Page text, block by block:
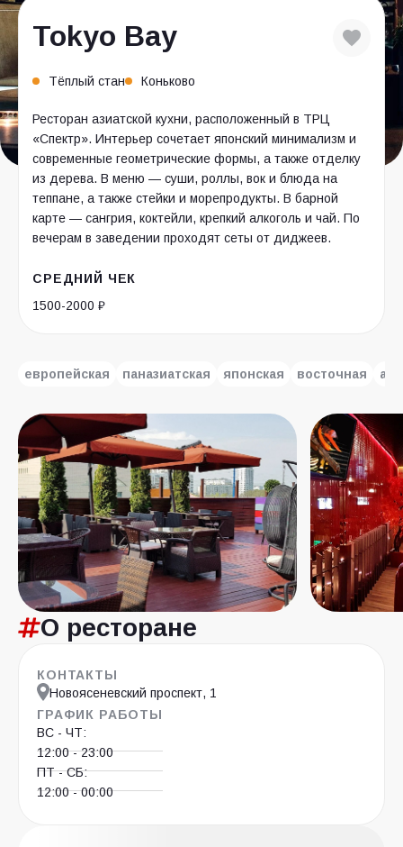
Tokyo Bay
Тёплый стан Коньково
Ресторан азиатской кухни, расположенный в ТРЦ
«Спектр». Интерьер сочетает японский минимализм и
современные геометрические формы, а также отделку
из дерева. В меню — суши, роллы, вок и блюда на
теппане, а также стейки и морепродукты. В барной
карте — сангрия, коктейли, крепкий алкоголь и чай. По
вечерам в заведении проходят сеты от диджеев.
СРЕДНИЙ ЧЕК
1500-2000 ₽
европейская паназиатская японская восточная
О ресторане
КОНТАКТЫ
Новоясеневский проспект, 1
ГРАФИК РАБОТЫ
ВС - ЧТ:
12:00 - 23:00
ПТ - СБ:
12:00 - 00:00